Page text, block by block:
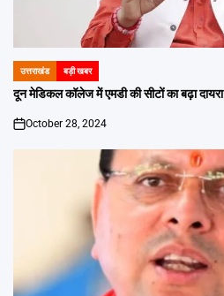
POSTED
IN
उत्तराखंड बड़ी खबर
दून मेडिकल कॉलेज में एमडी की सीटों का बढ़ा दायरा
on
October 28, 2024